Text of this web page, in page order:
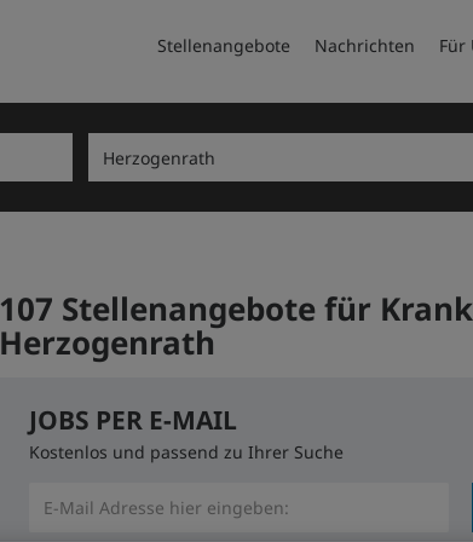
Stellenangebote Nachrichten Für
107 Stellenangebote für
Herzogenrath
JOBS PER E-MAIL
Kostenlos und passend zu Ihrer Suche